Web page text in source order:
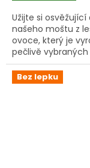
Užijte si
našeho moštu z
ovoce, který je
pečlivě
jablek, jahod a
českých a
sadů.
Bez lepku